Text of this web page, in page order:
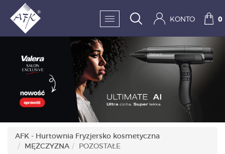
SKLEP:
FRYZJERSTWO
KOSMETYKA
HIGIENA I DEZYNFEKC
PAZNOKCIE
KONTO 0
AFK - Hurtownia Fryzjersko kosmetyczna
MĘŻCZYZNA
POZOSTAŁE